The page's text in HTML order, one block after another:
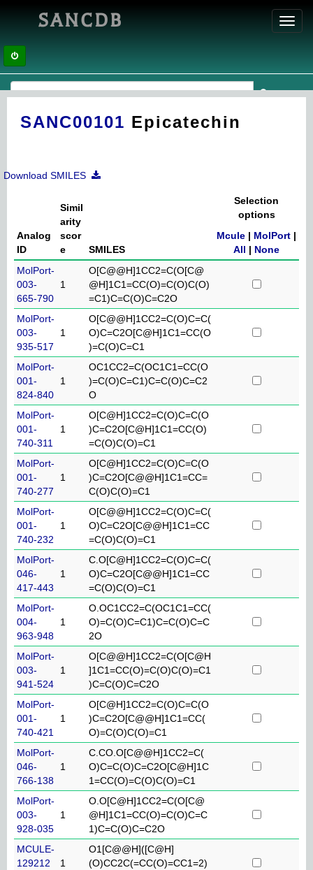
SANCDB
SANC00101 Epicatechin
Download SMILES
Analog
ID
Simil
arity
scor
e
SMILES
Selection
options
Mcule | MolPort |
All | None
MolPort-
003-
665-790
1
O[C@@H]1CC2=C(O[C@
@H]1C1=CC(O)=C(O)C(O)
=C1)C=C(O)C=C2O
MolPort-
003-
935-517
1
O[C@@H]1CC2=C(O)C=C(
O)C=C2O[C@H]1C1=CC(O
)=C(O)C=C1
MolPort-
001-
824-840
1
OC1CC2=C(OC1C1=CC(O
)=C(O)C=C1)C=C(O)C=C2
O
MolPort-
001-
740-311
1
O[C@H]1CC2=C(O)C=C(O
)C=C2O[C@H]1C1=CC(O)
=C(O)C(O)=C1
MolPort-
001-
740-277
1
O[C@H]1CC2=C(O)C=C(O
)C=C2O[C@@H]1C1=CC=
C(O)C(O)=C1
MolPort-
001-
740-232
1
O[C@@H]1CC2=C(O)C=C(
O)C=C2O[C@@H]1C1=CC
=C(O)C(O)=C1
MolPort-
046-
417-443
1
C.O[C@H]1CC2=C(O)C=C(
O)C=C2O[C@@H]1C1=CC
=C(O)C(O)=C1
MolPort-
004-
963-948
1
O.OC1CC2=C(OC1C1=CC(
O)=C(O)C=C1)C=C(O)C=C
2O
MolPort-
003-
941-524
1
O[C@@H]1CC2=C(O[C@H
]1C1=CC(O)=C(O)C(O)=C1
)C=C(O)C=C2O
MolPort-
001-
740-421
1
O[C@H]1CC2=C(O)C=C(O
)C=C2O[C@@H]1C1=CC(
O)=C(O)C(O)=C1
MolPort-
046-
766-138
1
C.CO.O[C@@H]1CC2=C(
O)C=C(O)C=C2O[C@H]1C
1=CC(O)=C(O)C(O)=C1
MolPort-
003-
928-035
1
O.O[C@H]1CC2=C(O[C@
@H]1C1=CC(O)=C(O)C=C
1)C=C(O)C=C2O
MCULE-
129212
1
O1[C@@H]([C@H]
(O)CC2C(=CC(O)=CC1=2)